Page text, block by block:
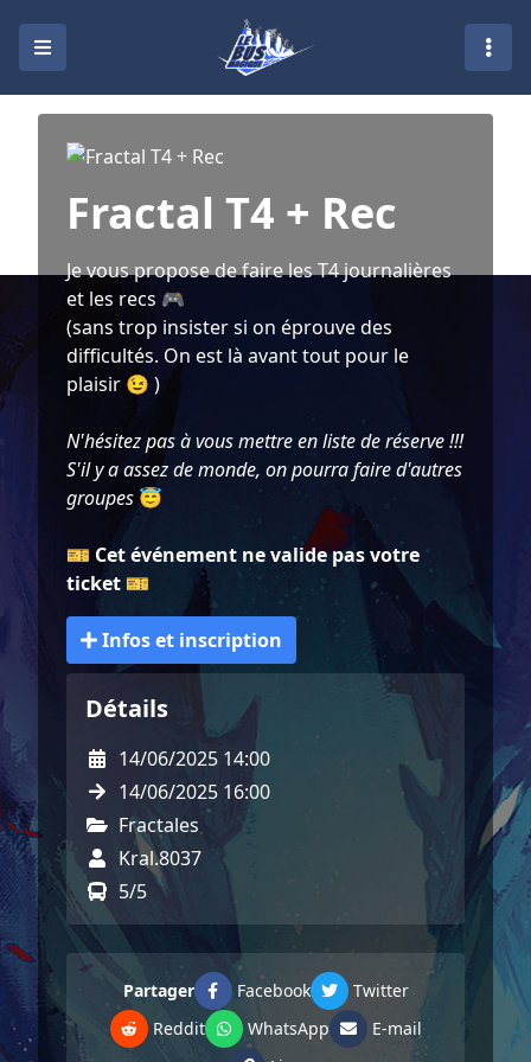
Fractal T4 + Rec
Je vous propose de faire les T4 journalières
et les recs 🎮
(sans trop insister si on éprouve des
difficultés. On est là avant tout pour le
plaisir 😉 )
N'hésitez pas à vous mettre en liste de réserve !!!
S'il y a assez de monde, on pourra faire d'autres
groupes😇
🎫 Cet événement ne valide pas votre
ticket 🎫
Infos et inscription
Détails
14/06/2025 14:00
14/06/2025 16:00
Fractales
Kral.8037
5/5
Partager Facebook
Twitter
Reddit
WhatsApp
E-mail